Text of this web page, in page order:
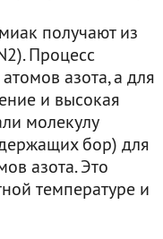
получают из
Процесс
азота, а для
и высокая
молекулу
бор) для
азота. Это
температуре и